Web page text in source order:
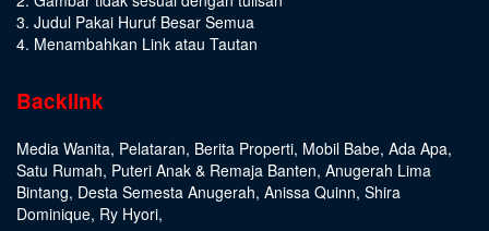
3. Judul Pakai Huruf Besar Semua
4. Menambahkan Link atau Tautan
Backlink
Media Wanita, Pelataran, Berita Properti, Mobil Babe, Ada Apa,
Satu Rumah, Puteri Anak & Remaja Banten, Anugerah Lima
Bintang, Desta Semesta Anugerah, Anissa Quinn, Shira
Dominique, Ry Hyori,